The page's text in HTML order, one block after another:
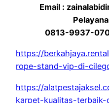
Email :
0813-9937-
https://
rope-stand-vip-di-
https://
karpet-kualitas-